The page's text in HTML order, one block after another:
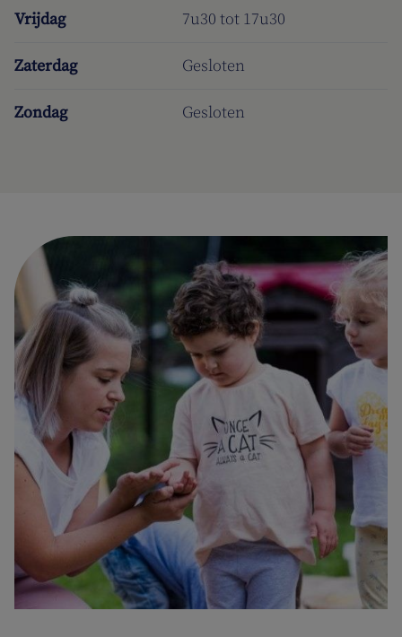
Vrijdag 7u30 tot 17u30
Zaterdag Gesloten
Zondag Gesloten